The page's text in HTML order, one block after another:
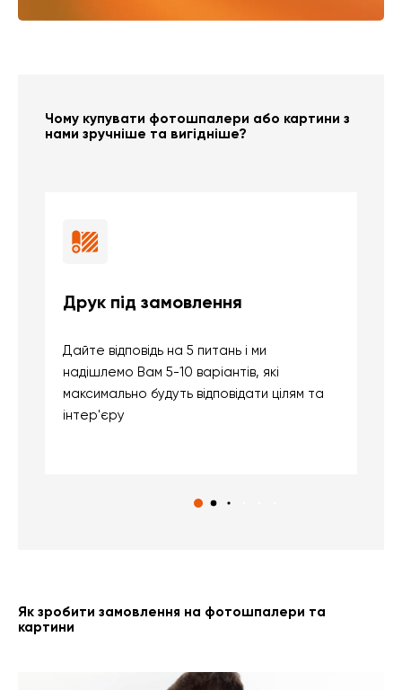
Чому купувати фотошпалери або картини з
нами зручніше та вигідніше?
Друк під замовлення
Дайте відповідь на 5 питань і ми
надішлемо Вам 5-10 варіантів, які
максимально будуть відповідати цілям та
інтер'єру
Як зробити замовлення на фотошпалери та
картини